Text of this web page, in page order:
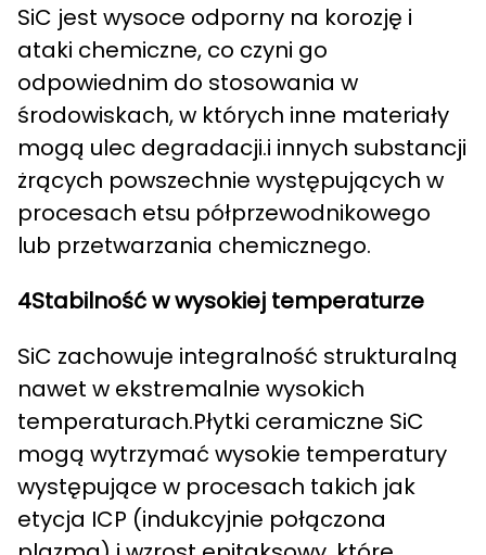
SiC jest wysoce odporny na korozję i
ataki chemiczne, co czyni go
odpowiednim do stosowania w
środowiskach, w których inne materiały
mogą ulec degradacji.i innych substancji
żrących powszechnie występujących w
procesach etsu półprzewodnikowego
lub przetwarzania chemicznego.
4Stabilność w wysokiej temperaturze
SiC zachowuje integralność strukturalną
nawet w ekstremalnie wysokich
temperaturach.Płytki ceramiczne SiC
mogą wytrzymać wysokie temperatury
występujące w procesach takich jak
etycja ICP (indukcyjnie połączona